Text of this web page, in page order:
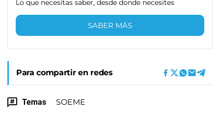
Lo que necesitas saber, desde donde necesites
SABER MÁS
Para compartir en redes
Temas SOEME